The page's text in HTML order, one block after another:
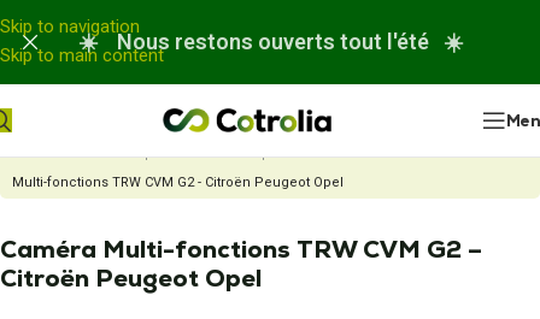
Panneau de gestion des cookies
Skip to navigation
Skip to main content
☀️ Nous restons ouverts tout l'été ☀️
Accueil Nos réparations Réparation Caméra ADAS
Caméra
Multi-fonctions TRW CVM G2 - Citroën Peugeot Opel
Caméra Multi-fonctions TRW CVM G2 –
Citroën Peugeot Opel